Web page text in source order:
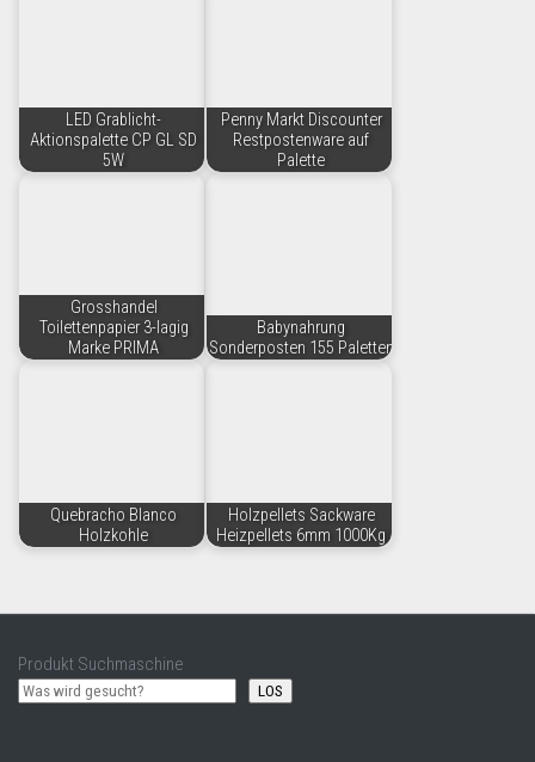
LED Grablicht-
Aktionspalette CP GL SD
5W
Penny Markt Discounter
Restpostenware auf
Palette
Grosshandel
Toilettenpapier 3-lagig
Marke PRIMA
Babynahrung
Sonderposten 155 Paletten
Quebracho Blanco
Holzkohle
Holzpellets Sackware
Heizpellets 6mm 1000Kg
Produkt Suchmaschine
LOS